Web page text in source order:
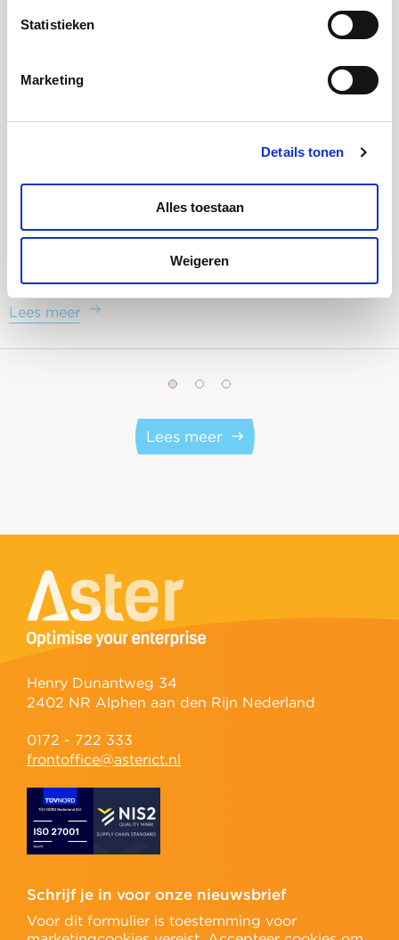
Statistieken
Marketing
Details tonen
Alles toestaan
Weigeren
5 cyberrisico’s waar bedrijven in 2026 nog niet
Lees meer
Lees meer
Henry Dunantweg 34
2402 NR Alphen aan den Rijn Nederland
0172 - 722 333
frontoffice@asterict.nl
Schrijf je in voor onze nieuwsbrief
Voor dit formulier is toestemming voor